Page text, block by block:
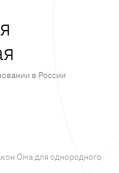
в России
Ома для однородного